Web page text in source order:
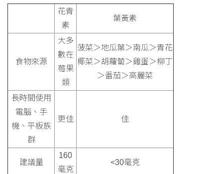
花青
素
葉黃素
食物來源
大多
數在
莓果
類
菠菜＞地瓜葉＞南瓜＞青花
椰菜＞胡蘿蔔＞雞蛋＞柳丁
＞番茄＞高麗菜
長時間使用
電腦、手
機、平板族
群
更佳 佳
建議量
160
毫克
<30毫克